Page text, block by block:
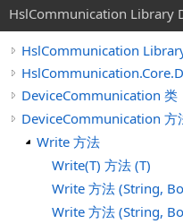
HslCommunication Library
HslCommunication
DeviceCommunication 类
DeviceCommunication 方
Write 方法
Write(T) 方法 (T)
Write 方法 (String,
Write 方法 (String,